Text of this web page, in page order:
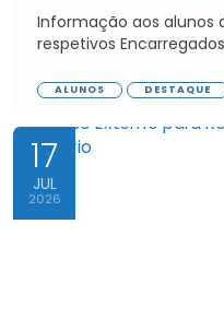
Informação aos alunos
respetivos
ALUNOS DESTAQUE
17
JUL
2026